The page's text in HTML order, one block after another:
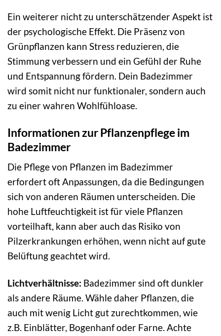
Ein weiterer nicht zu unterschätzender Aspekt ist
der psychologische Effekt. Die Präsenz von
Grünpflanzen kann Stress reduzieren, die
Stimmung verbessern und ein Gefühl der Ruhe
und Entspannung fördern. Dein Badezimmer
wird somit nicht nur funktionaler, sondern auch
zu einer wahren Wohlfühloase.
Informationen zur Pflanzenpflege im
Badezimmer
Die Pflege von Pflanzen im Badezimmer
erfordert oft Anpassungen, da die Bedingungen
sich von anderen Räumen unterscheiden. Die
hohe Luftfeuchtigkeit ist für viele Pflanzen
vorteilhaft, kann aber auch das Risiko von
Pilzerkrankungen erhöhen, wenn nicht auf gute
Belüftung geachtet wird.
Lichtverhältnisse: Badezimmer sind oft dunkler
als andere Räume. Wähle daher Pflanzen, die
auch mit wenig Licht gut zurechtkommen, wie
z.B. Einblätter, Bogenhanf oder Farne. Achte